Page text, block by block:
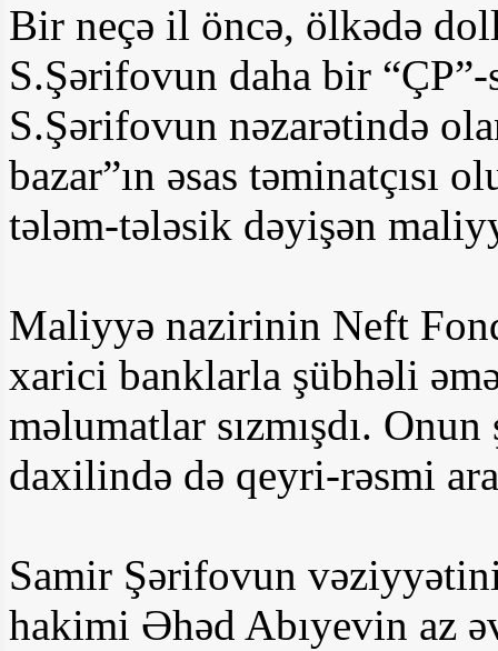
Bir neçə il öncə, ölkədə
S.Şərifovun daha bir
S.Şərifovun nəzarətində
bazar”ın əsas təminatçısı
tələm-tələsik dəyişən
Maliyyə nazirinin Neft
xarici banklarla şübhəli
məlumatlar sızmışdı.
daxilində də qeyri-rəsmi
Samir Şərifovun
hakimi Əhəd Abıyevin az